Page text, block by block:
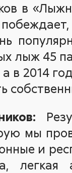
в
лыж 45
в 2014
мы
и